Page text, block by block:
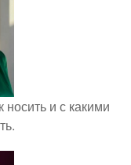
носить и с какими